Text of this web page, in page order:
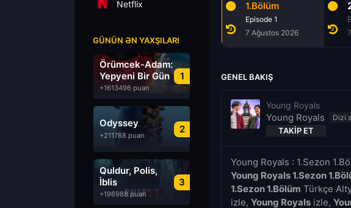
Netflix
GÜNÜN ƏN YAXŞILARI
1
Örümcek-Adam:
Yepyeni Bir Gün
+1613496 puan
2
Odyssey
+211788 puan
3
Quldur, Polis,
İblis
+196988 puan
1.Bölüm
Episode 1
7 Ağustos 2026
GENEL BAKIŞ
Young Royals
Young Royals
TAKIP ET
Young Royals : 1.Sezon
Young Royals 1.Sezon
1.Sezon 1.Bölüm Türkçe
izle, Young Royals izle,